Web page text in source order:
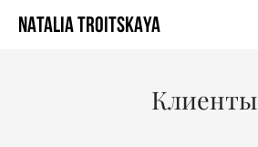
NATALIA TROITSKAYA
Клиенты